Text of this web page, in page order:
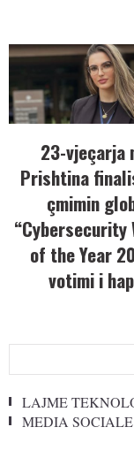
23-vjeçarja
Prishtina
çmimin
“Cybersecurity
of the Year
votimi i
LAJME
MEDIA SOCIALE